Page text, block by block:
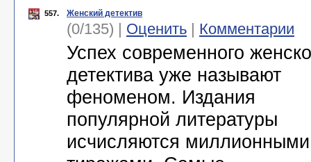
557. Женский детектив
(0/135) | Оценить | Комментарии
Успех современного
детектива уже называют
феноменом. Издания
популярной литературы
исчисляются миллионными